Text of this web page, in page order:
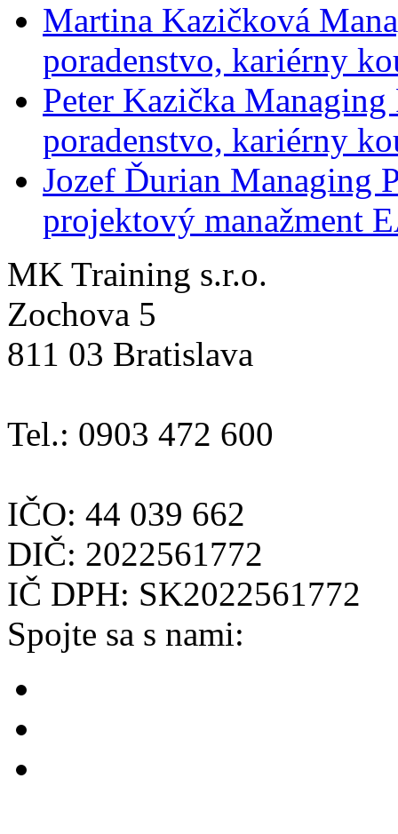
Martina Kazičková
poradenstvo, kariérny
Peter Kazička
poradenstvo, kariérny
Jozef Ďurian Managing
projektový manažment
MK Training s.r.o.
Zochova 5
811 03 Bratislava
Tel.: 0903 472 600
IČO: 44 039 662
DIČ: 2022561772
IČ DPH: SK2022561772
Spojte sa s nami: